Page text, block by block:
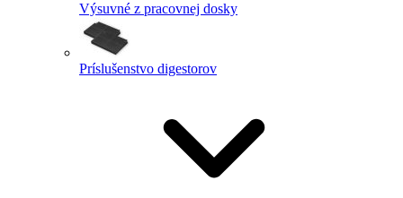
Výsuvné z pracovnej dosky
Príslušenstvo digestorov